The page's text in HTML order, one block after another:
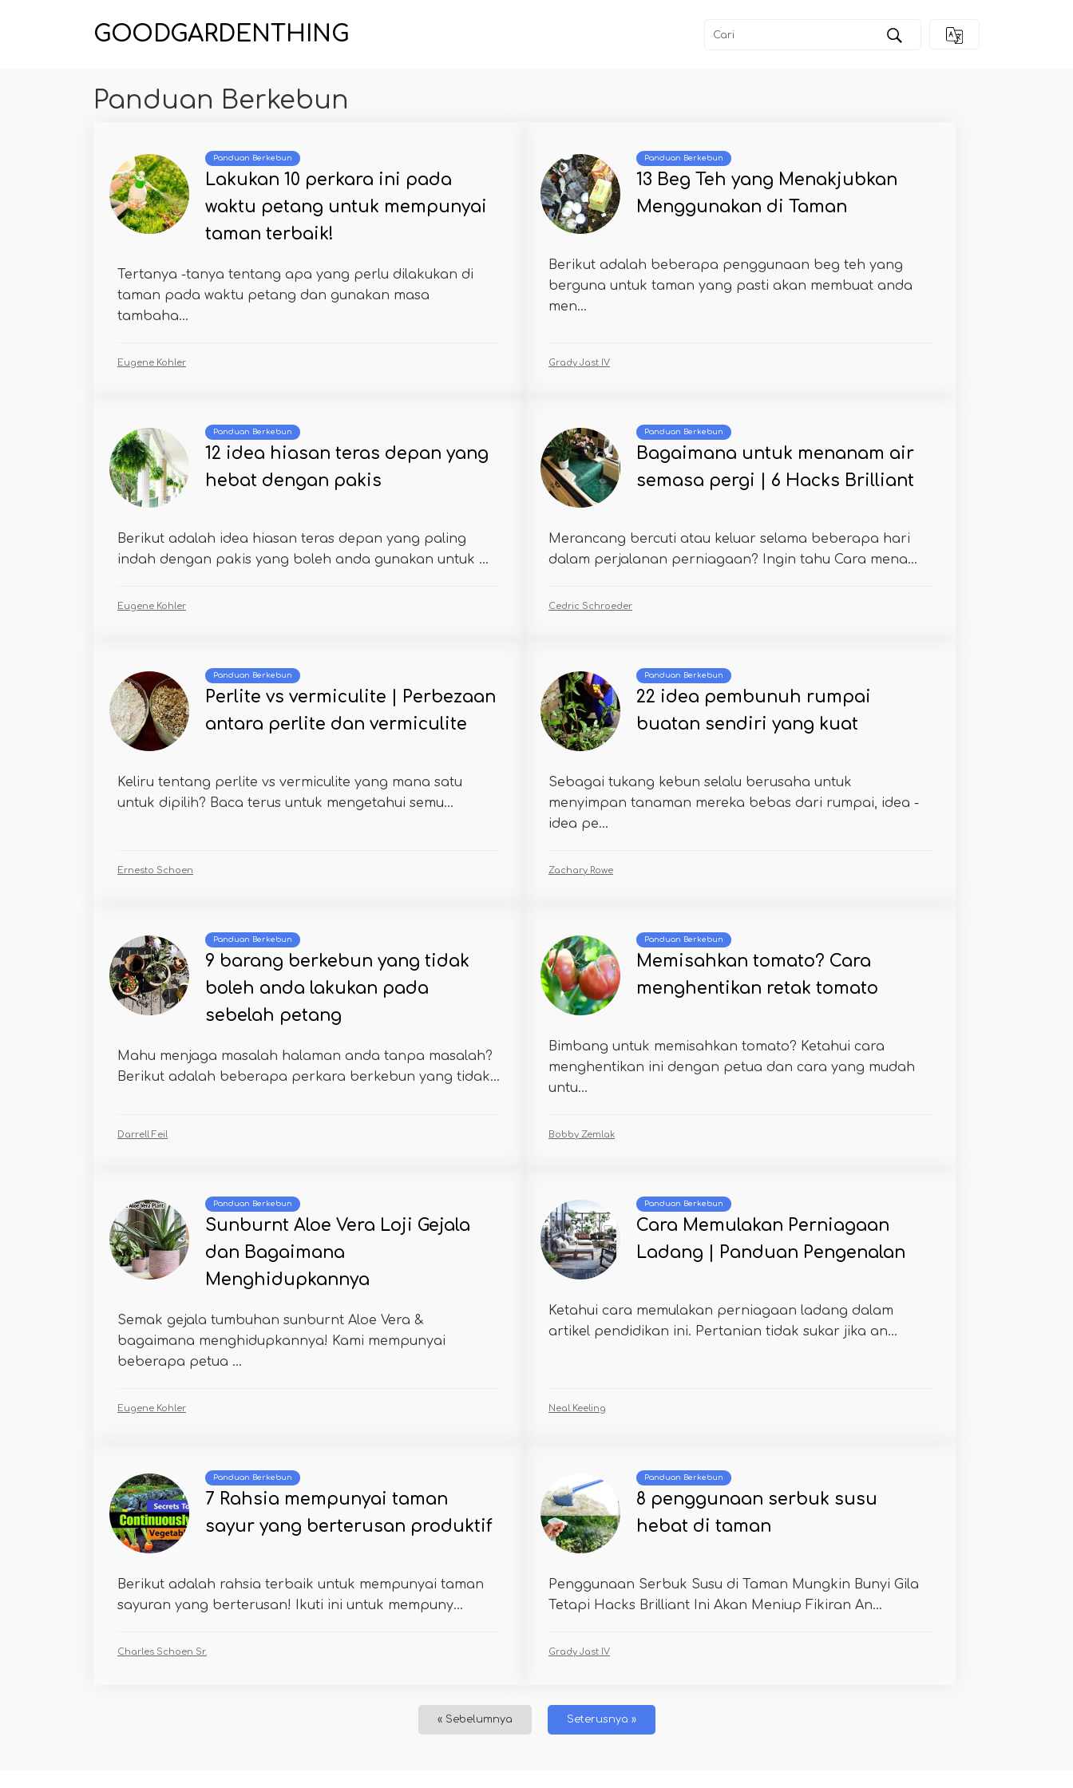
GOODGARDENTHING
Panduan Berkebun
Panduan Berkebun
Lakukan 10 perkara ini pada
waktu petang untuk mempunyai
taman terbaik!
Tertanya -tanya tentang apa yang perlu dilakukan di
taman pada waktu petang dan gunakan masa
tambaha...
Eugene Kohler
Panduan Berkebun
13 Beg Teh yang Menakjubkan
Menggunakan di Taman
Berikut adalah beberapa penggunaan beg teh yang
berguna untuk taman yang pasti akan membuat anda
men...
Grady Jast IV
Panduan Berkebun
12 idea hiasan teras depan yang
hebat dengan pakis
Berikut adalah idea hiasan teras depan yang paling
indah dengan pakis yang boleh anda gunakan untuk ...
Eugene Kohler
Panduan Berkebun
Bagaimana untuk menanam air
semasa pergi | 6 Hacks Brilliant
Merancang bercuti atau keluar selama beberapa hari
dalam perjalanan perniagaan? Ingin tahu Cara mena...
Cedric Schroeder
Panduan Berkebun
Perlite vs vermiculite | Perbezaan
antara perlite dan vermiculite
Keliru tentang perlite vs vermiculite yang mana satu
untuk dipilih? Baca terus untuk mengetahui semu...
Ernesto Schoen
Panduan Berkebun
22 idea pembunuh rumpai
buatan sendiri yang kuat
Sebagai tukang kebun selalu berusaha untuk
menyimpan tanaman mereka bebas dari rumpai, idea -
idea pe...
Zachary Rowe
Panduan Berkebun
9 barang berkebun yang tidak
boleh anda lakukan pada
sebelah petang
Mahu menjaga masalah halaman anda tanpa masalah?
Berikut adalah beberapa perkara berkebun yang tidak...
Darrell Feil
Panduan Berkebun
Memisahkan tomato? Cara
menghentikan retak tomato
Bimbang untuk memisahkan tomato? Ketahui cara
menghentikan ini dengan petua dan cara yang mudah
untu...
Bobby Zemlak
Panduan Berkebun
Sunburnt Aloe Vera Loji Gejala
dan Bagaimana
Menghidupkannya
Semak gejala tumbuhan sunburnt Aloe Vera &
bagaimana menghidupkannya! Kami mempunyai
beberapa petua ...
Eugene Kohler
Panduan Berkebun
Cara Memulakan Perniagaan
Ladang | Panduan Pengenalan
Ketahui cara memulakan perniagaan ladang dalam
artikel pendidikan ini. Pertanian tidak sukar jika an...
Neal Keeling
Panduan Berkebun
7 Rahsia mempunyai taman
sayur yang berterusan produktif
Berikut adalah rahsia terbaik untuk mempunyai taman
sayuran yang berterusan! Ikuti ini untuk mempuny...
Charles Schoen Sr.
Panduan Berkebun
8 penggunaan serbuk susu
hebat di taman
Penggunaan Serbuk Susu di Taman Mungkin Bunyi Gila
Tetapi Hacks Brilliant Ini Akan Meniup Fikiran An...
Grady Jast IV
« Sebelumnya Seterusnya »